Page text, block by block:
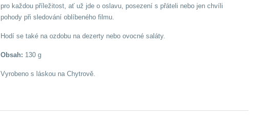
pro každou příležitost, ať už jde o oslavu, posezení s přáteli nebo jen chvíli
pohody při sledování oblíbeného filmu.
Hodí se také na ozdobu na dezerty nebo ovocné saláty.
Obsah: 130 g
Vyrobeno s láskou na Chytrově.